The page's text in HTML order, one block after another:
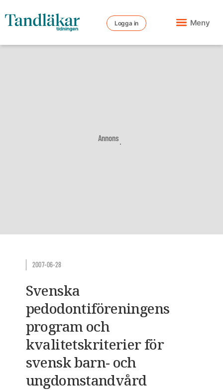
Logga in Meny
Annons
2007-06-28
Svenska
pedodontiföreningens
program och
kvalitetskriterier för
svensk barn- och
ungdomstandvård